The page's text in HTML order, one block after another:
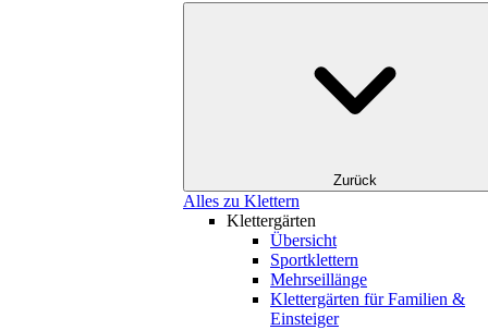
Zurück
Alles zu Klettern
Klettergärten
Übersicht
Sportklettern
Mehrseillänge
Klettergärten für Familien &
Einsteiger